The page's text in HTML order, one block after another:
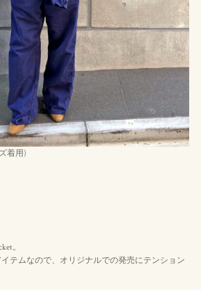
着用)
。
テムなので、オリジナルでの発売にテンション